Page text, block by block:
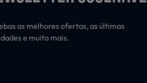
as melhores ofertas, as últimas
e muito mais.